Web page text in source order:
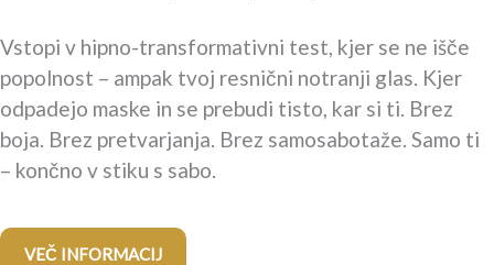
Vstopi v hipno-transformativni test, kjer se ne išče
popolnost – ampak tvoj resnični notranji glas. Kjer
odpadejo maske in se prebudi tisto, kar si ti. Brez
boja. Brez pretvarjanja. Brez samosabotaže. Samo ti
– končno v stiku s sabo.
VEČ INFORMACIJ